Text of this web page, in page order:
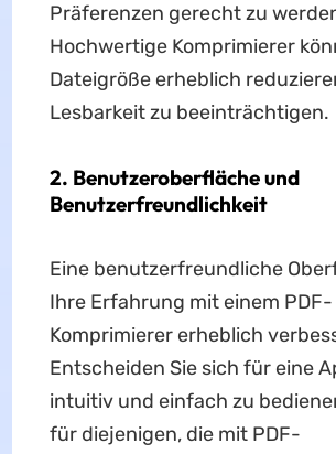
Präferenzen gerecht zu
Hochwertige Komprimierer
Dateigröße erheblich
Lesbarkeit zu beeinträchtigen.
2. Benutzeroberfläche und
Benutzerfreundlichkeit
Eine benutzerfreundliche
Ihre Erfahrung mit einem PDF-
Komprimierer erheblich
Entscheiden Sie sich für eine
intuitiv und einfach zu
für diejenigen, die mit PDF-